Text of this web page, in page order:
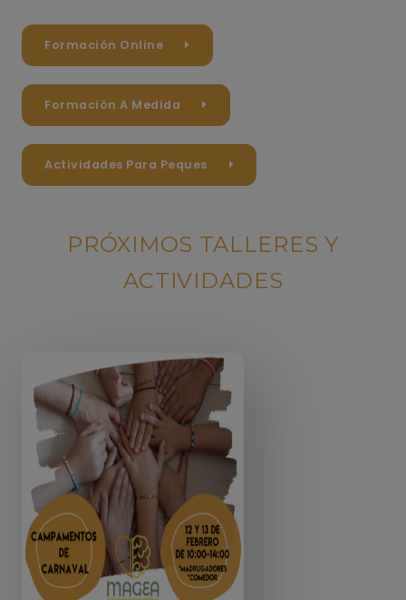
Formación Online
Formación A Medida
Actividades Para Peques
PRÓXIMOS TALLERES Y
ACTIVIDADES